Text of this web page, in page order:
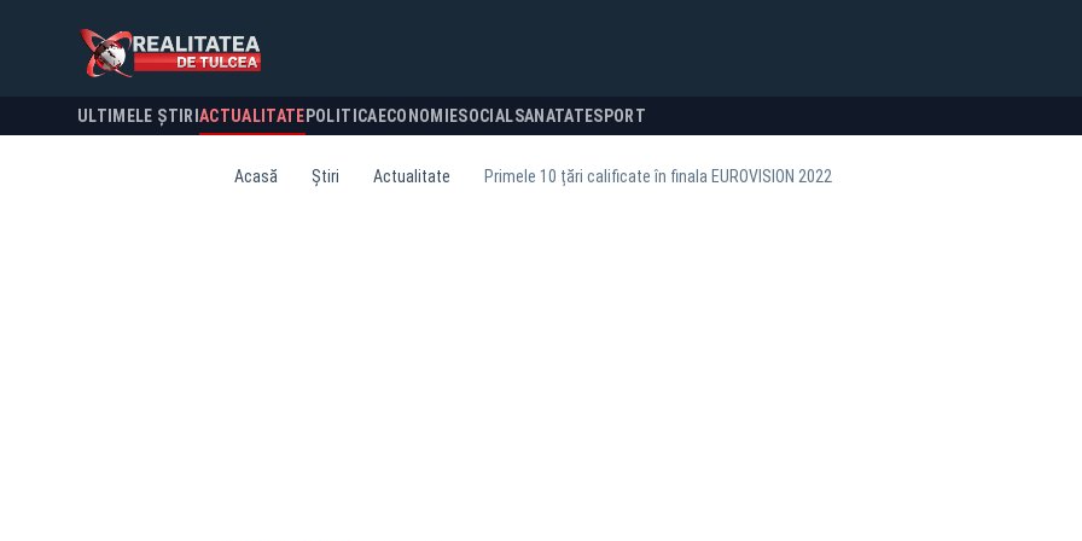
ULTIMELE ȘTIRI ACTUALITATE POLITICA ECONOMIESOCIALSANATATESPORT
Acasă Știri Actualitate Primele 10 țări calificate în finala EUROVISION 2022